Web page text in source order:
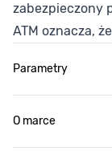
zabezpieczony
ATM oznacza,
Parametry
O marce